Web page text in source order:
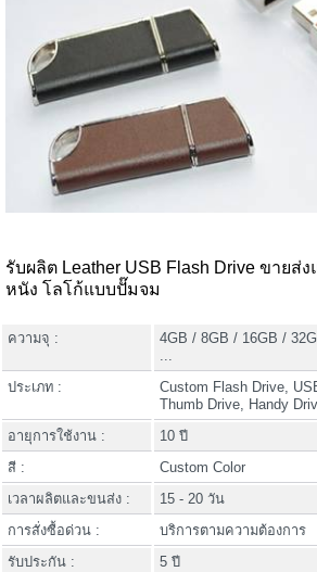
รับผลิต Leather USB Flash Drive ขายส่
หนัง โลโก้แบบปั๊มจม
ความจุ :
4GB / 8GB / 16GB /
...
ประเภท :
Custom Flash Drive,
Thumb Drive, Handy
อายุการใช้งาน :
10 ปี
สี :
Custom Color
เวลาผลิตและขนส่ง :
15 - 20 วัน
การสั่งซื้อด่วน :
บริการตามความต้องการ
รับประกัน :
5 ปี